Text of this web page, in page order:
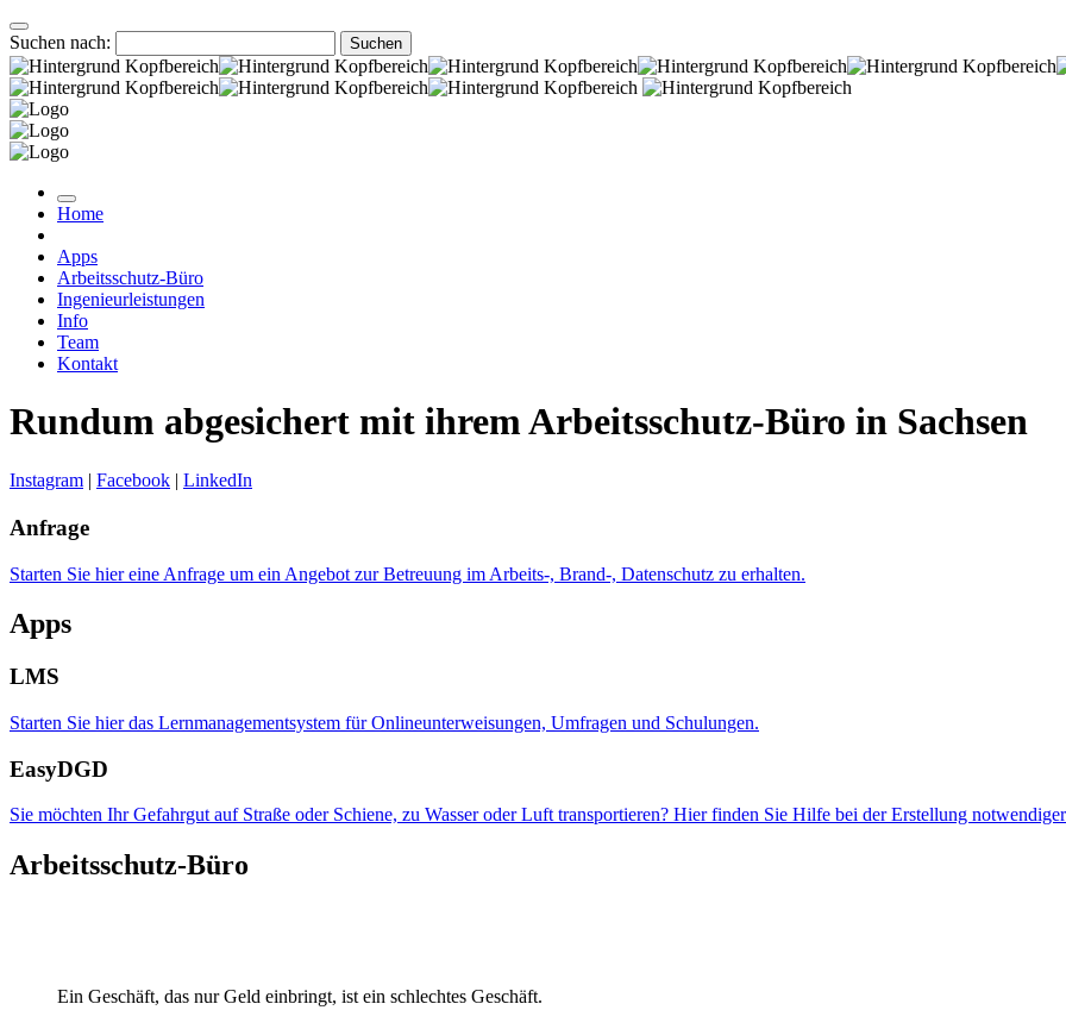
Suchen nach:
Home
Apps
Arbeitsschutz-Büro
Ingenieurleistungen
Info
Team
Kontakt
Rundum abgesichert mit ihrem Arbeitsschutz-Büro in Sachsen
Instagram | Facebook | LinkedIn
Anfrage
Starten Sie hier eine Anfrage um ein Angebot zur Betreuung im Arbeits-, Brand-, Datenschutz zu erhalten.
Apps
LMS
Starten Sie hier das Lernmanagementsystem für Onlineunterweisungen, Umfragen und Schulungen.
EasyDGD
Sie möchten Ihr Gefahrgut auf Straße oder Schiene, zu Wasser oder Luft transportieren? Hier finden Sie Hilfe bei der Erstellung
Arbeitsschutz-Büro
Ein Geschäft, das nur Geld einbringt, ist ein schlechtes Geschäft.